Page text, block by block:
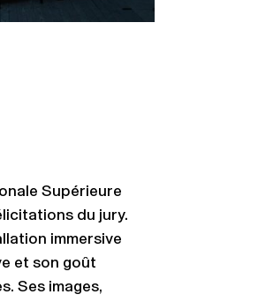
Supérieure
du jury.
immersive
et son goût
Ses images,